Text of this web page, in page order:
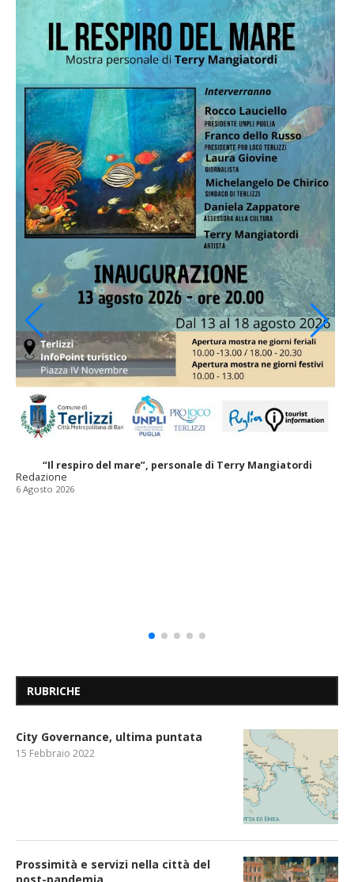
“Il respiro del mare”, personale di Terry Mangiatordi
Redazione
6 Agosto 2026
RUBRICHE
City Governance, ultima puntata
15 Febbraio 2022
Prossimità e servizi nella città del